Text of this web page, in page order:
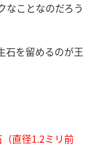
ことなのだろう
石を留めるのが王
直径1.2ミリ前